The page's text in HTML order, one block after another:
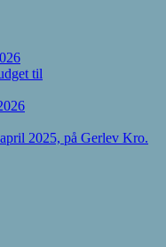
til
2025, på Gerlev Kro.